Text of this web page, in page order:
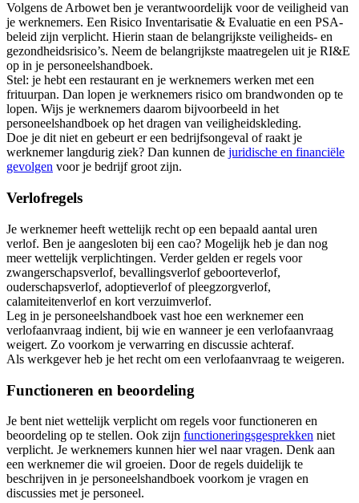
Volgens de Arbowet ben je verantwoordelijk voor de veiligheid van
je werknemers. Een Risico Inventarisatie & Evaluatie en een PSA-
beleid zijn verplicht. Hierin staan de belangrijkste veiligheids- en
gezondheidsrisico’s. Neem de belangrijkste maatregelen uit je RI&E
op in je personeelshandboek.
Stel: je hebt een restaurant en je werknemers werken met een
frituurpan. Dan lopen je werknemers risico om brandwonden op te
lopen. Wijs je werknemers daarom bijvoorbeeld in het
personeelshandboek op het dragen van veiligheidskleding.
Doe je dit niet en gebeurt er een bedrijfsongeval of raakt je
werknemer langdurig ziek? Dan kunnen de juridische en financiële
gevolgen voor je bedrijf groot zijn.
Verlofregels
Je werknemer heeft wettelijk recht op een bepaald aantal uren
verlof. Ben je aangesloten bij een cao? Mogelijk heb je dan nog
meer wettelijk verplichtingen. Verder gelden er regels voor
zwangerschapsverlof, bevallingsverlof geboorteverlof,
ouderschapsverlof, adoptieverlof of pleegzorgverlof,
calamiteitenverlof en kort verzuimverlof.
Leg in je personeelshandboek vast hoe een werknemer een
verlofaanvraag indient, bij wie en wanneer je een verlofaanvraag
weigert. Zo voorkom je verwarring en discussie achteraf.
Als werkgever heb je het recht om een verlofaanvraag te weigeren.
Functioneren en beoordeling
Je bent niet wettelijk verplicht om regels voor functioneren en
beoordeling op te stellen. Ook zijn functioneringsgesprekken niet
verplicht. Je werknemers kunnen hier wel naar vragen. Denk aan
een werknemer die wil groeien. Door de regels duidelijk te
beschrijven in je personeelshandboek voorkom je vragen en
discussies met je personeel.